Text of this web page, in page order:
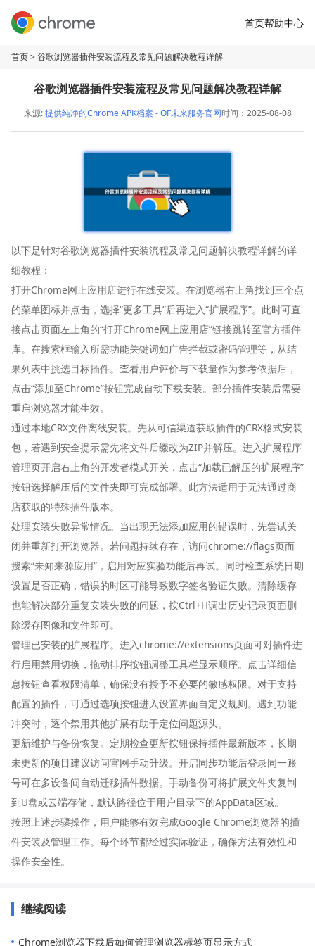
首页帮助中心
首页> 谷歌浏览器插件安装流程及常见问题解决教程详解
谷歌浏览器插件安装流程及常见问题解决教程详解
来源:提供纯净的Chrome APK档案 - OF未来服务官网时间：2025-08-08
以下是针对谷歌浏览器插件安装流程及常见问题解决教程详解的详
细教程：
打开Chrome网上应用店进行在线安装。在浏览器右上角找到三个点
的菜单图标并点击，选择“更多工具”后再进入“扩展程序”。此时可直
接点击页面左上角的“打开Chrome网上应用店”链接跳转至官方插件
库。在搜索框输入所需功能关键词如广告拦截或密码管理等，从结
果列表中挑选目标插件。查看用户评价与下载量作为参考依据后，
点击“添加至Chrome”按钮完成自动下载安装。部分插件安装后需要
重启浏览器才能生效。
通过本地CRX文件离线安装。先从可信渠道获取插件的CRX格式安装
包，若遇到安全提示需先将文件后缀改为ZIP并解压。进入扩展程序
管理页开启右上角的开发者模式开关，点击“加载已解压的扩展程序”
按钮选择解压后的文件夹即可完成部署。此方法适用于无法通过商
店获取的特殊插件版本。
处理安装失败异常情况。当出现无法添加应用的错误时，先尝试关
闭并重新打开浏览器。若问题持续存在，访问chrome://flags页面
搜索“未知来源应用”，启用对应实验功能后再试。同时检查系统日期
设置是否正确，错误的时区可能导致数字签名验证失败。清除缓存
也能解决部分重复安装失败的问题，按Ctrl+H调出历史记录页面删
除缓存图像和文件即可。
管理已安装的扩展程序。进入chrome://extensions页面可对插件进
行启用禁用切换，拖动排序按钮调整工具栏显示顺序。点击详细信
息按钮查看权限清单，确保没有授予不必要的敏感权限。对于支持
配置的插件，可通过选项按钮进入设置界面自定义规则。遇到功能
冲突时，逐个禁用其他扩展有助于定位问题源头。
更新维护与备份恢复。定期检查更新按钮保持插件最新版本，长期
未更新的项目建议访问官网手动升级。开启同步功能后登录同一账
号可在多设备间自动迁移插件数据。手动备份可将扩展文件夹复制
到U盘或云端存储，默认路径位于用户目录下的AppData区域。
按照上述步骤操作，用户能够有效完成Google Chrome浏览器的插
件安装及管理工作。每个环节都经过实际验证，确保方法有效性和
操作安全性。
继续阅读
Chrome浏览器下载后如何管理浏览器标签页显示方式